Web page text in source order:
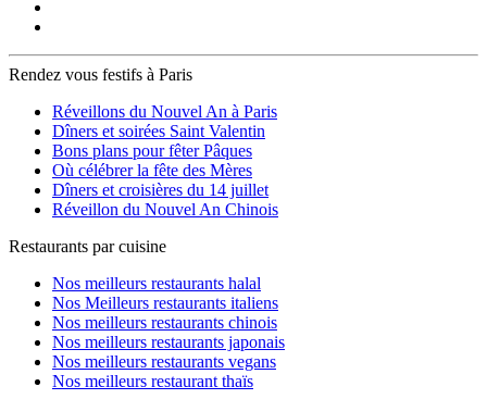
Rendez vous festifs à Paris
Réveillons du Nouvel An à Paris
Dîners et soirées Saint Valentin
Bons plans pour fêter Pâques
Où célébrer la fête des Mères
Dîners et croisières du 14 juillet
Réveillon du Nouvel An Chinois
Restaurants par cuisine
Nos meilleurs restaurants halal
Nos Meilleurs restaurants italiens
Nos meilleurs restaurants chinois
Nos meilleurs restaurants japonais
Nos meilleurs restaurants vegans
Nos meilleurs restaurant thaïs